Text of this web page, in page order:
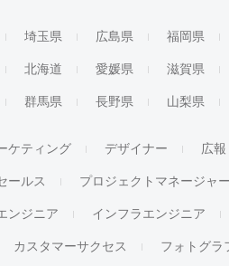
埼玉県 広島県 福岡県
北海道 愛媛県 滋賀県
群馬県 長野県 山梨県
ケティング デザイナー 広報
ールス プロジェクトマネージャー
ンジニア インフラエンジニア
カスタマーサクセス フォトグラ